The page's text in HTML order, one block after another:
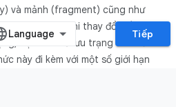
và mảnh (fragment) cũng như
đời trong khi thay đổi cấu
bạn có thể lưu trạng thái của
này đi kèm với một số giới hạn
dụng và lưu giữ dữ liệu ứng
Tiếp